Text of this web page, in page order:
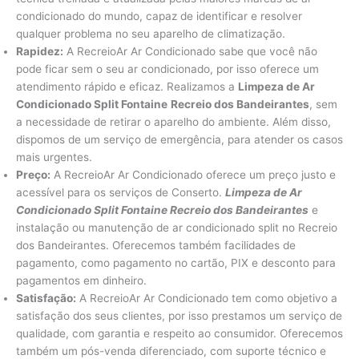
condicionado do mundo, capaz de identificar e resolver
qualquer problema no seu aparelho de climatização.
Rapidez: A RecreioAr Ar Condicionado sabe que você não
pode ficar sem o seu ar condicionado, por isso oferece um
atendimento rápido e eficaz. Realizamos a Limpeza de Ar
Condicionado Split Fontaine Recreio dos Bandeirantes, sem
a necessidade de retirar o aparelho do ambiente. Além disso,
dispomos de um serviço de emergência, para atender os casos
mais urgentes.
Preço: A RecreioAr Ar Condicionado oferece um preço justo e
acessível para os serviços de Conserto. Limpeza de Ar
Condicionado Split Fontaine Recreio dos Bandeirantes e
instalação ou manutenção de ar condicionado split no Recreio
dos Bandeirantes. Oferecemos também facilidades de
pagamento, como pagamento no cartão, PIX e desconto para
pagamentos em dinheiro.
Satisfação: A RecreioAr Ar Condicionado tem como objetivo a
satisfação dos seus clientes, por isso prestamos um serviço de
qualidade, com garantia e respeito ao consumidor. Oferecemos
também um pós-venda diferenciado, com suporte técnico e